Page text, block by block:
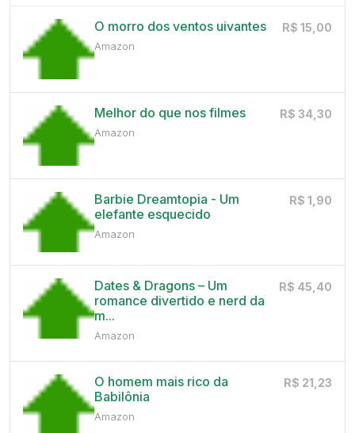
O morro dos ventos uivantes
Amazon
R$ 15,00
Melhor do que nos filmes
Amazon
R$ 34,30
Barbie Dreamtopia - Um
elefante esquecido
Amazon
R$ 1,90
Dates & Dragons – Um
romance divertido e nerd da
m...
Amazon
R$ 45,40
O homem mais rico da
Babilônia
Amazon
R$ 21,23